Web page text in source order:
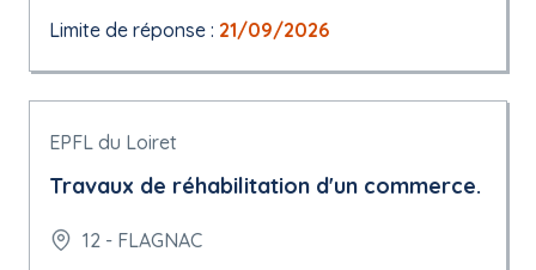
Limite de réponse : 21/09/2026
EPFL du Loiret
Travaux de réhabilitation d'un commerce.
12 - FLAGNAC